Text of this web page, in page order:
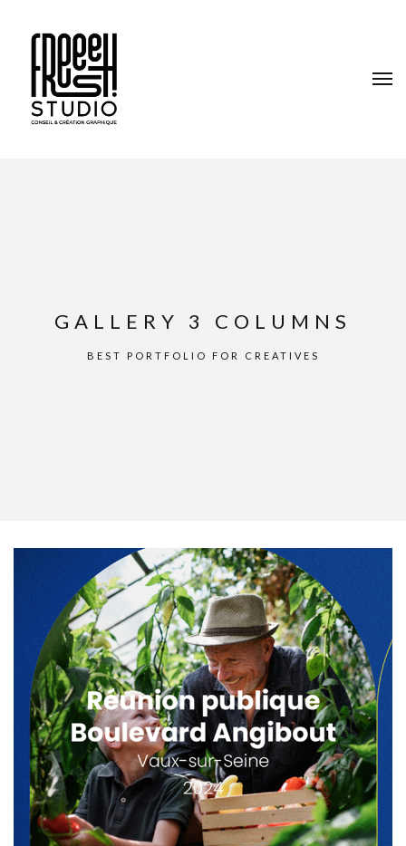
GALLERY 3 COLUMNS
BEST PORTFOLIO FOR CREATIVES